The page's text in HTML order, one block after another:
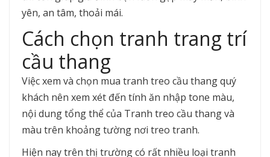
yên, an tâm, thoải mái.
Cách chọn tranh trang trí
cầu thang
Việc xem và chọn mua tranh treo cầu thang quý
khách nên xem xét đến tính ăn nhập tone màu,
nội dung tổng thể của Tranh treo cầu thang và
màu trên khoảng tường nơi treo tranh.
Hiện nay trên thị trường có rất nhiều loại tranh